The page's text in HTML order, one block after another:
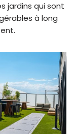
jardins qui sont
à long